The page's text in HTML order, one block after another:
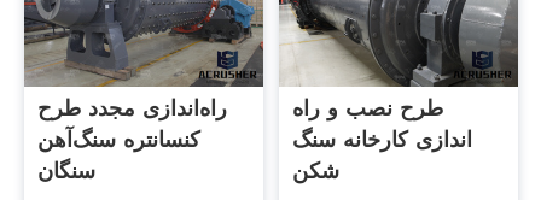
راه‌اندازی مجدد طرح
کنسانتره سنگ‌آهن
سنگان
طرح نصب و راه
اندازی کارخانه سنگ
شکن